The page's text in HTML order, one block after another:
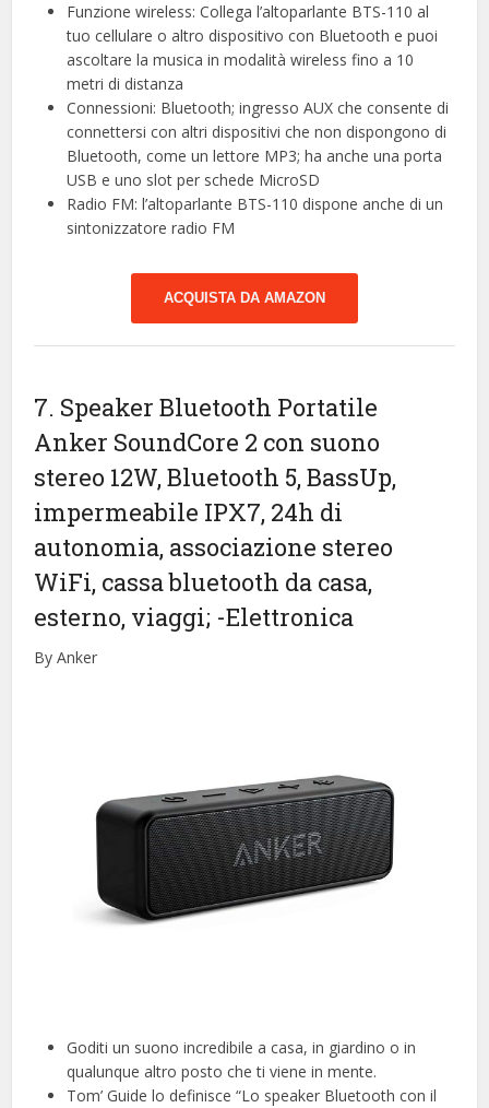
Funzione wireless: Collega l’altoparlante BTS-110 al
tuo cellulare o altro dispositivo con Bluetooth e puoi
ascoltare la musica in modalità wireless fino a 10
metri di distanza
Connessioni: Bluetooth; ingresso AUX che consente di
connettersi con altri dispositivi che non dispongono di
Bluetooth, come un lettore MP3; ha anche una porta
USB e uno slot per schede MicroSD
Radio FM: l’altoparlante BTS-110 dispone anche di un
sintonizzatore radio FM
ACQUISTA DA AMAZON
7. Speaker Bluetooth Portatile
Anker SoundCore 2 con suono
stereo 12W, Bluetooth 5, BassUp,
impermeabile IPX7, 24h di
autonomia, associazione stereo
WiFi, cassa bluetooth da casa,
esterno, viaggi; -Elettronica
By Anker
Goditi un suono incredibile a casa, in giardino o in
qualunque altro posto che ti viene in mente.
Tom’ Guide lo definisce “Lo speaker Bluetooth con il